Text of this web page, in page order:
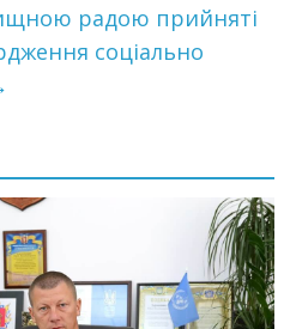
радою прийняті
соціально